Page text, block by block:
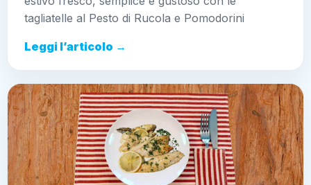
tagliatelle al Pesto di Rucola e Pomodorini
Leggi l’articolo →